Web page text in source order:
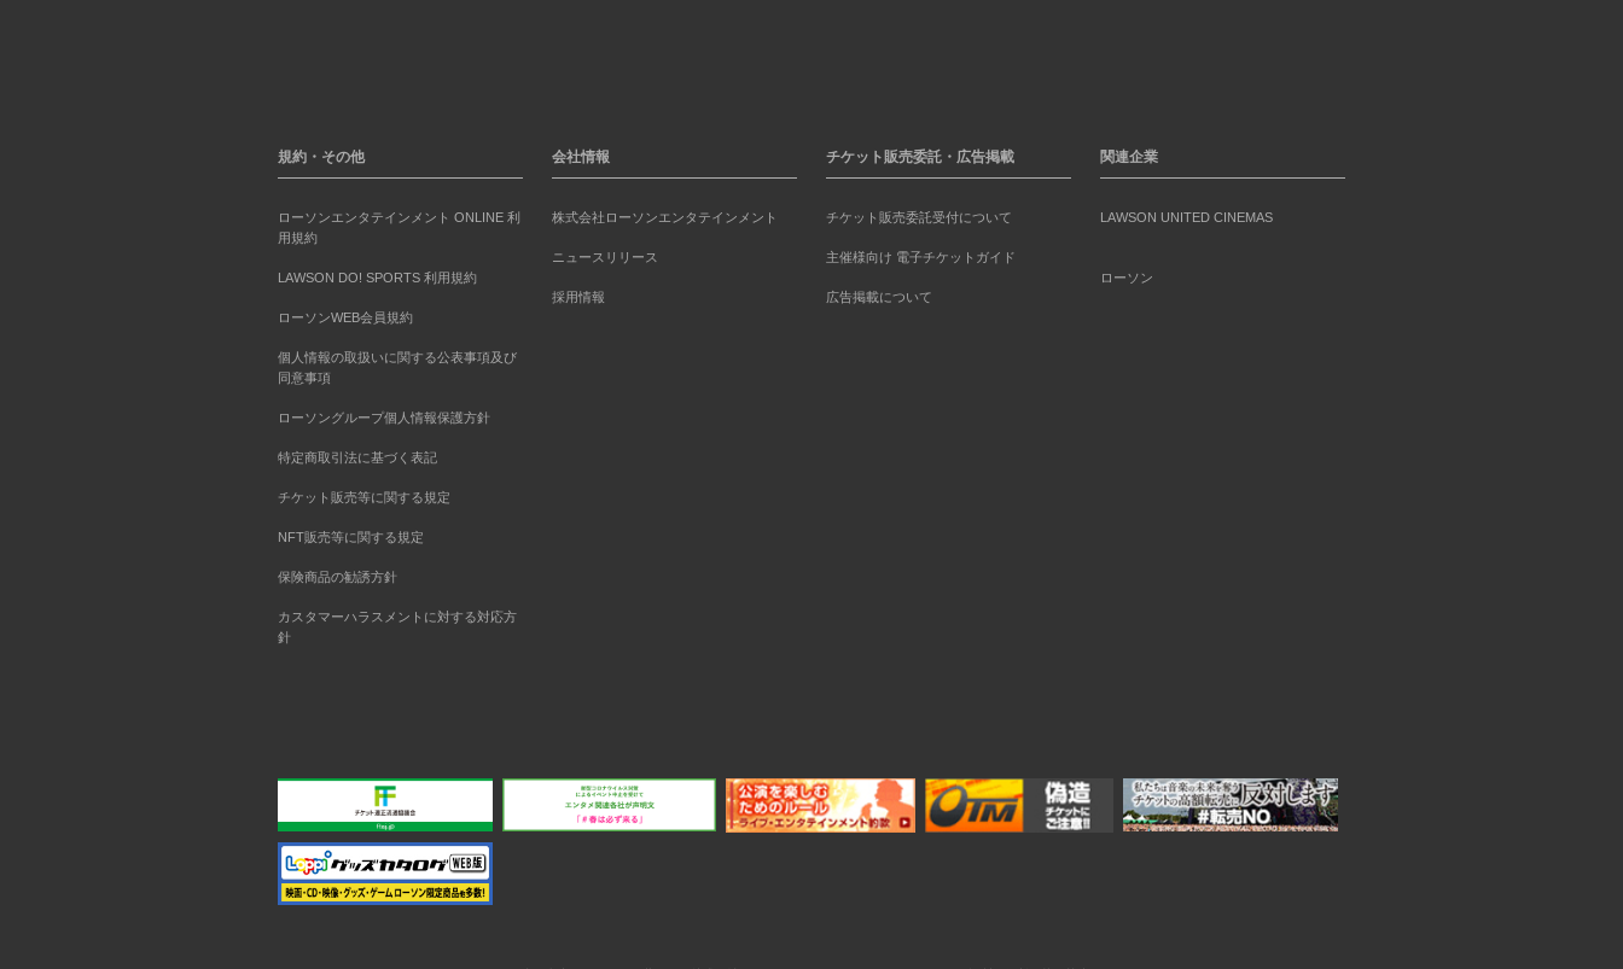
規約・その他
ローソンエンタテインメント ONLINE 利
用規約
LAWSON DO! SPORTS 利用規約
ローソンWEB会員規約
個人情報の取扱いに関する公表事項及び
同意事項
ローソングループ個人情報保護方針
特定商取引法に基づく表記
チケット販売等に関する規定
NFT販売等に関する規定
保険商品の勧誘方針
カスタマーハラスメントに対する対応方
針
会社情報
株式会社ローソンエンタテインメント
ニュースリリース
採用情報
チケット販売委託・広告掲載
チケット販売委託受付について
主催様向け 電子チケットガイド
広告掲載について
関連企業
LAWSON UNITED CINEMAS
ローソン